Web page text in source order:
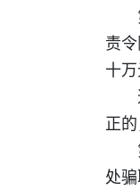
责
十万
正
处